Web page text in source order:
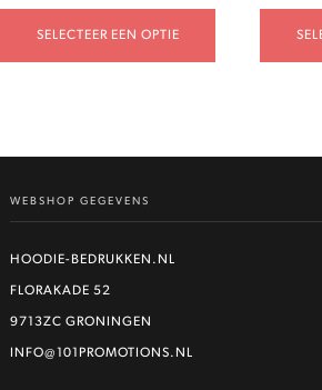
SELECTEER EEN OPTIE
WEBSHOP GEGEVENS
HOODIE-BEDRUKKEN.NL
FLORAKADE 52
9713ZC GRONINGEN
INFO@101PROMOTIONS.NL